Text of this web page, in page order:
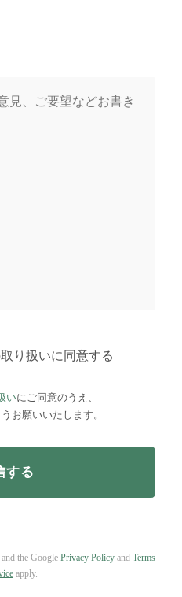
り扱いに同意する
いにご同意のうえ、
お願いいたします。
the Google Privacy Policyand Terms
apply.